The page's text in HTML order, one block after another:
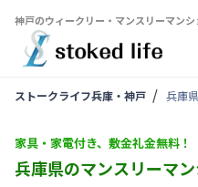
神戸のウィークリー・マンスリーマンシ
ストークライフ兵庫・神戸 兵庫
家具・家電付き、敷金礼金無料！
兵庫県のマンスリーマ